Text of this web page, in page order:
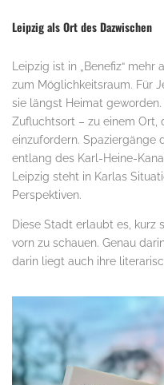
Leipzig als Ort des Dazwischen
Leipzig ist in „Benefiz“
zum Möglichkeitsraum. Für
sie längst Heimat
Zufluchtsort – zu einem Ort,
einzufordern. Spaziergänge
entlang des Karl-Heine-
Leipzig steht in Karlas
Perspektiven.
Diese Stadt erlaubt es,
vorn zu schauen. Genau
darin liegt auch ihre